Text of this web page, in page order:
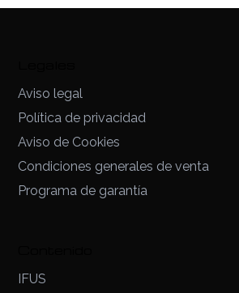
Aviso legal
Política de privacidad
Aviso de Cookies
Condiciones generales de venta
Programa de garantía
IFUS